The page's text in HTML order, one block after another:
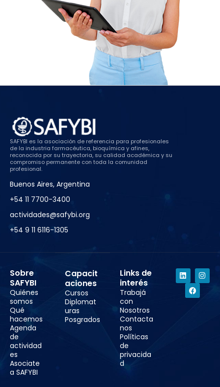
SAFYBI es la asociación de referencia para profesionales
de la industria farmacéutica, bioquímica y afines,
reconocida por su trayectoria, su calidad académica y su
compromiso permanente con toda la comunidad
profesional.
Buenos Aires, Argentina
+54 11 7700-3400
actividades@safybi.org
+54 9 11 6116-1305
Sobre
SAFYBI
Quiénes
somos
Qué
hacemos
Agenda
de
actividad
es
Asociate
a SAFYBI
Capacit
aciones
Cursos
Diplomat
uras
Posgrados
Links de
interés
Trabajá
con
Nosotros
Contacta
nos
Políticas
de
privacida
d